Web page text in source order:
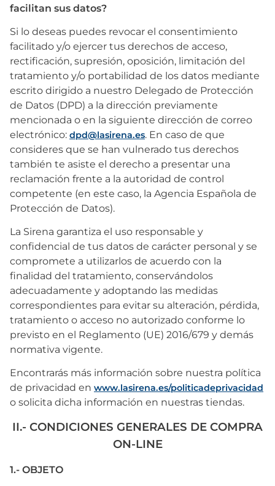
facilitan sus datos?
Si lo deseas puedes revocar el consentimiento
facilitado y/o ejercer tus derechos de acceso,
rectificación, supresión, oposición, limitación del
tratamiento y/o portabilidad de los datos mediante
escrito dirigido a nuestro Delegado de Protección
de Datos (DPD) a la dirección previamente
mencionada o en la siguiente dirección de correo
electrónico: dpd@lasirena.es. En caso de que
consideres que se han vulnerado tus derechos
también te asiste el derecho a presentar una
reclamación frente a la autoridad de control
competente (en este caso, la Agencia Española de
Protección de Datos).
La Sirena garantiza el uso responsable y
confidencial de tus datos de carácter personal y se
compromete a utilizarlos de acuerdo con la
finalidad del tratamiento, conservándolos
adecuadamente y adoptando las medidas
correspondientes para evitar su alteración, pérdida,
tratamiento o acceso no autorizado conforme lo
previsto en el Reglamento (UE) 2016/679 y demás
normativa vigente.
Encontrarás más información sobre nuestra política
de privacidad en www.lasirena.es/politicadeprivacidad
o solicita dicha información en nuestras tiendas.
II.- CONDICIONES GENERALES DE COMPRA
ON-LINE
1.- OBJETO